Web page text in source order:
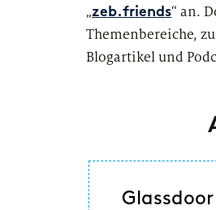
„zeb.friends“ an.
Themenbereiche,
Blogartikel und
Glassdoor